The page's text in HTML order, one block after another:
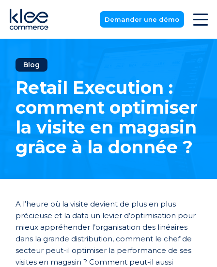
Demander une démo
Blog
Retail Execution :
comment optimiser
la visite en magasin
grâce à la donnée ?
A l’heure où la visite devient de plus en plus
précieuse et la data un levier d’optimisation pour
mieux appréhender l’organisation des linéaires
dans la grande distribution, comment le chef de
secteur peut-il optimiser la performance de ses
visites en magasin ? Comment peut-il aussi